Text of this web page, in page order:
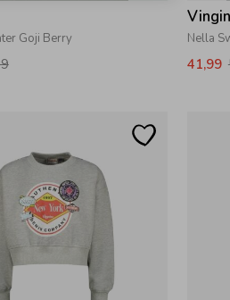
Goji Berry Nella
41,99